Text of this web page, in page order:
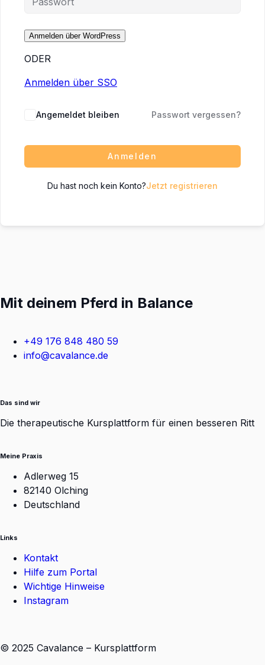
ODER
Anmelden über SSO
Angemeldet bleiben Passwort vergessen?
Anmelden
Du hast noch kein Konto?Jetzt registrieren
Mit deinem Pferd in Balance
+49 176 848 480 59
info@cavalance.de
Das sind wir
Die therapeutische Kursplattform für einen besseren Ritt
Meine Praxis
Adlerweg 15
82140 Olching
Deutschland
Links
Kontakt
Hilfe zum Portal
Wichtige Hinweise
Instagram
© 2025 Cavalance – Kursplattform